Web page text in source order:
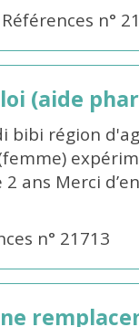
n°
(aide
bibi région
2 ans Merci
n° 21713